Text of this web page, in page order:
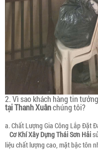
2. Vì sao khách hàng tin
tại Thanh Xuânchúng tôi?
a. Chất Lượng Gia Công Lắp Đặt
Cơ Khí Xây Dựng Thái Sơn Hải
liệu chất lượng cao, mặt bậc tôn